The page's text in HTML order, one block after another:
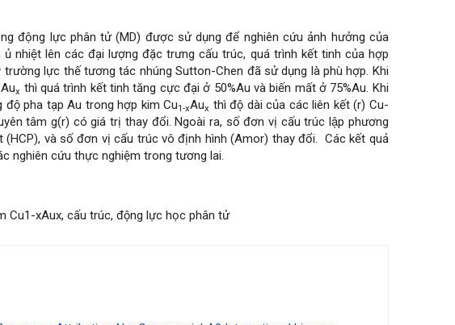
động lực phân tử (MD) được sử dụng để nghiên cứu ảnh hưởng của
nhiệt lên các đại lượng đặc trưng cấu trúc, quá trình kết tinh của hợp
lực thế tương tác nhúng Sutton-Chen đã sử dụng là phù hợp. Khi
Aux thì quá trình kết tinh tăng cực đại ở 50%Au và biến mất ở 75%Au. Khi
pha tạp Au trong hợp kim Cu1-xAux thì độ dài của các liên kết (r) Cu-
tâm g(r) có giá trị thay đổi. Ngoài ra, số đơn vị cấu trúc lập phương
(HCP), và số đơn vị cấu trúc vô định hình (Amor) thay đổi. Các kết quả
nghiên cứu thực nghiệm trong tương lai.
Cu1-xAux, cấu trúc, động lực học phân tử